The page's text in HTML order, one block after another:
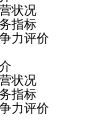
况
标
评价
况
标
评价